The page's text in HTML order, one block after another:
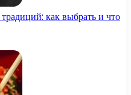
как выбрать и что